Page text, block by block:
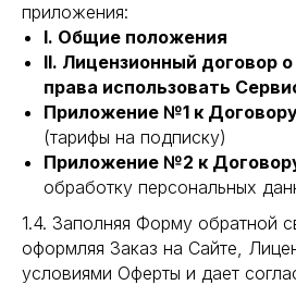
приложения:
I. Общие положения
II. Лицензионный договор
права использовать
Приложение №1 к
(тарифы на подписку)
Приложение №2 к
обработку персональных
1.4. Заполняя Форму обратной
оформляя Заказ на Сайте,
условиями Оферты и дает